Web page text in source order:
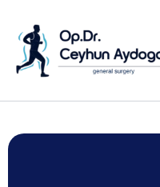
contenido